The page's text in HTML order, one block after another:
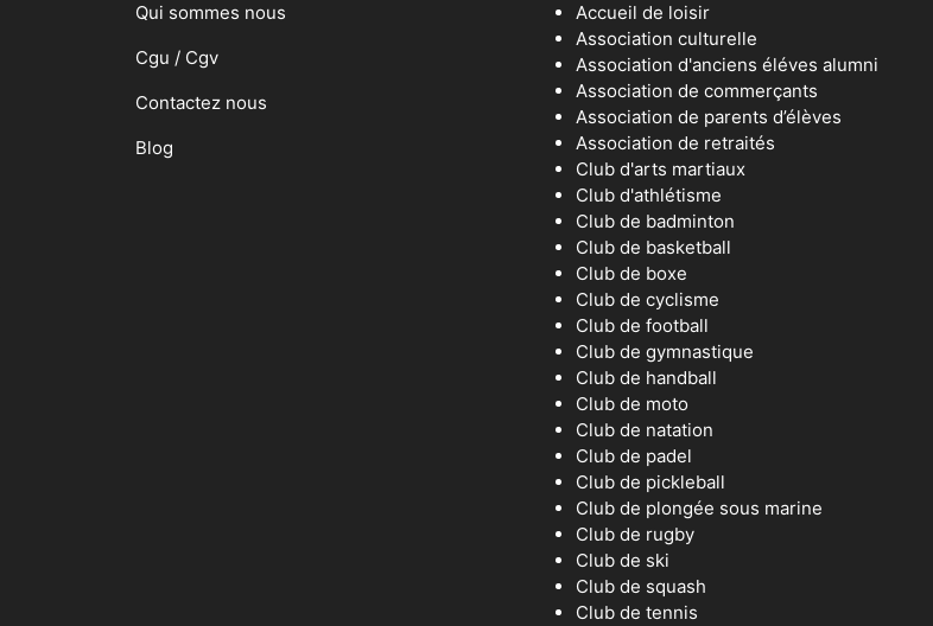
Qui sommes nous
Cgu / Cgv
Contactez nous
Blog
Accueil de loisir
Association culturelle
Association d'anciens éléves alumni
Association de commerçants
Association de parents d’élèves
Association de retraités
Club d'arts martiaux
Club d'athlétisme
Club de badminton
Club de basketball
Club de boxe
Club de cyclisme
Club de football
Club de gymnastique
Club de handball
Club de moto
Club de natation
Club de padel
Club de pickleball
Club de plongée sous marine
Club de rugby
Club de ski
Club de squash
Club de tennis